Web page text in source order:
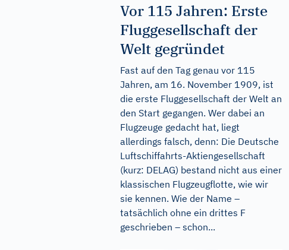
Vor 115 Jahren: Erste
Fluggesellschaft der
Welt gegründet
Fast auf den Tag genau vor 115
Jahren, am 16. November 1909, ist
die erste Fluggesellschaft der Welt an
den Start gegangen. Wer dabei an
Flugzeuge gedacht hat, liegt
allerdings falsch, denn: Die Deutsche
Luftschiffahrts-Aktiengesellschaft
(kurz: DELAG) bestand nicht aus einer
klassischen Flugzeugflotte, wie wir
sie kennen. Wie der Name –
tatsächlich ohne ein drittes F
geschrieben – schon...